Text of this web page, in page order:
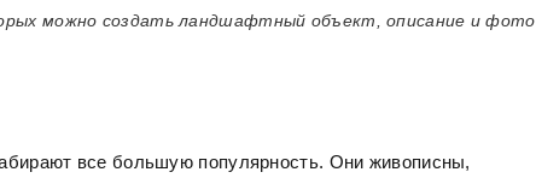
можно создать ландшафтный объект, описание и фото
все большую популярность. Они живописны,